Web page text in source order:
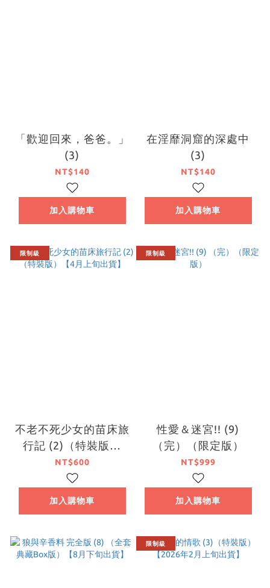
「歡迎回來，爸爸。」
(3)
NT$140
加入購物車
在淫靡洞窟的深處中
(3)
NT$140
加入購物車
限制級
不老不死少女的苗床旅
行記 (2)（特裝版）
【4月上旬出貨】
NT$600
加入購物車
限制級
性愛＆迷宮!! (9)
（完）（限定版）
NT$999
加入購物車
限制級